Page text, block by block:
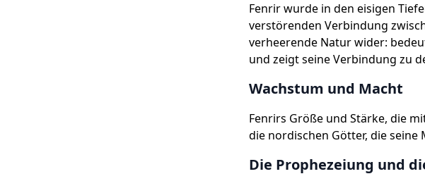
Fenrir wurde in den eisigen
verstörenden Verbindung
verheerende Natur wider:
und zeigt seine Verbindung zu
Wachstum und Macht
Fenrirs Größe und Stärke, die
die nordischen Götter, die seine
Die Prophezeiung und